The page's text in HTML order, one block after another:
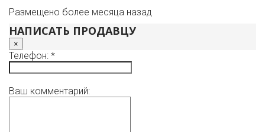
Размещено более месяца назад
НАПИСАТЬ ПРОДАВЦУ
×
Телефон: *
Ваш комментарий: